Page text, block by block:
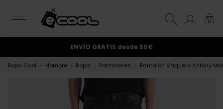
0
ENVÍO GRATIS desde 50€
¡Suscríbete y obtén un 10% de descuento!.
Ropa Cool Hombre Ropa Pantalones Pantalón Vaquero Antony